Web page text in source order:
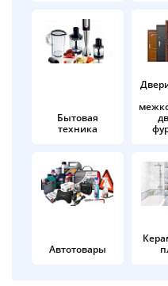
Бытовая
техника
Автотовары
об оплате
недели
8 800